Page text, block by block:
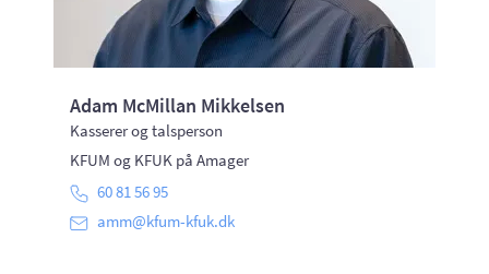
Adam McMillan Mikkelsen
Kasserer og talsperson
KFUM og KFUK på Amager
60 81 56 95
amm@kfum-kfuk.dk